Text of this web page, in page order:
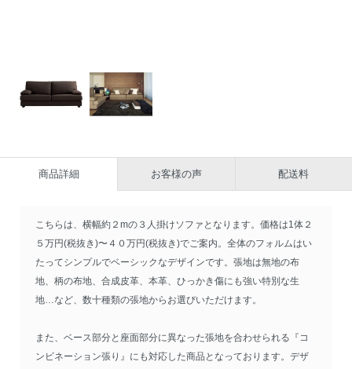
商品詳細 お客様の声 配送料
こちらは、横幅約２mの３人掛けソファとなります。価格は1体２
５万円(税抜き)〜４０万円(税抜き)でご案内。全体のフォルムはい
たってシンプルでベーシックなデザインです。張地は無地の布
地、柄の布地、合成皮革、本革、ひっかき傷にも強い特別な生
地…など、数十種類の張地からお選びいただけます。
また、ベース部分と座面部分に異なった張地を合わせられる『コ
ンビネーション張り』にも対応した商品となっております。デザ